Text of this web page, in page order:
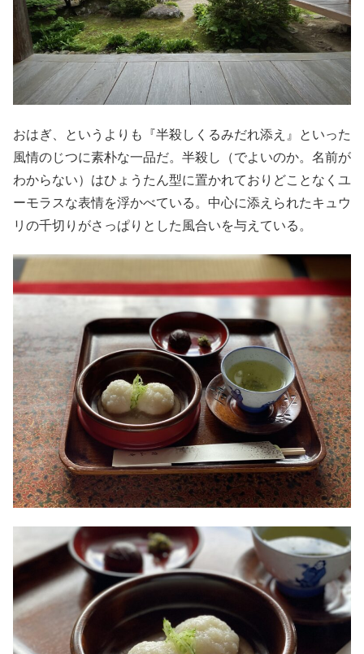
おはぎ、というよりも『半殺しくるみだれ添え』といった
風情のじつに素朴な一品だ。半殺し（でよいのか。名前が
わからない）はひょうたん型に置かれておりどことなくユ
ーモラスな表情を浮かべている。中心に添えられたキュウ
リの千切りがさっぱりとした風合いを与えている。